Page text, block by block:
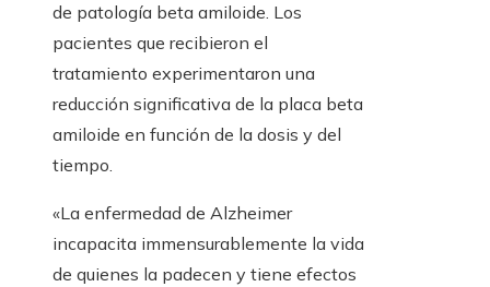
de patología beta amiloide. Los
pacientes que recibieron el
tratamiento experimentaron una
reducción significativa de la placa beta
amiloide en función de la dosis y del
tiempo.
«La enfermedad de Alzheimer
incapacita immensurablemente la vida
de quienes la padecen y tiene efectos